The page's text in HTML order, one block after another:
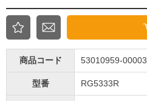
商品コード 53010959-00003
型番 RG5333R